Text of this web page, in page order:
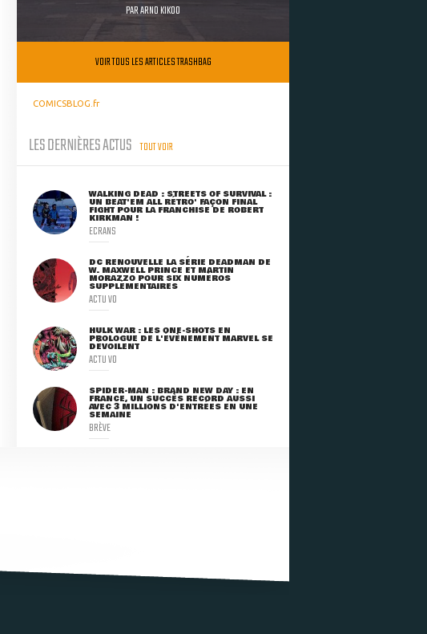
PARARNO KIKOO
VOIR TOUS LES ARTICLES TRASHBAG
COMICSBLOG.fr
LES DERNIÈRES ACTUS TOUT VOIR
WALKING DEAD : STREETS OF SURVIVAL :
UN BEAT'EM ALL RÉTRO' FAÇON FINAL
FIGHT POUR LA FRANCHISE DE ROBERT
KIRKMAN !
ECRANS
DC RENOUVELLE LA SÉRIE DEADMAN DE
W. MAXWELL PRINCE ET MARTIN
MORAZZO POUR SIX NUMÉROS
SUPPLÉMENTAIRES
ACTU VO
HULK WAR : LES ONE-SHOTS EN
PROLOGUE DE L'ÉVÈNEMENT MARVEL SE
DÉVOILENT
ACTU VO
SPIDER-MAN : BRAND NEW DAY : EN
FRANCE, UN SUCCÈS RECORD AUSSI
AVEC 3 MILLIONS D'ENTRÉES EN UNE
SEMAINE
BRÈVE